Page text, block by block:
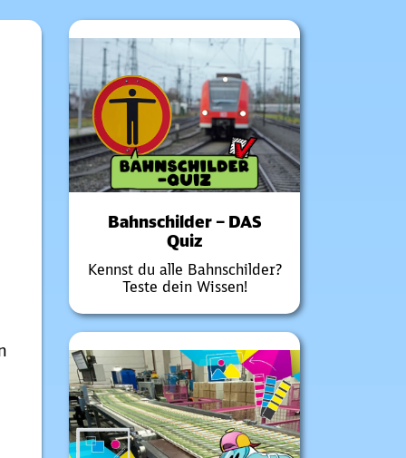
Bahnschilder – DAS
Quiz
Kennst du alle Bahnschilder?
Teste dein Wissen!